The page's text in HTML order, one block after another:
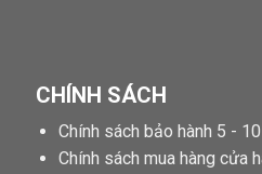
CHÍNH SÁCH
Chính sách bảo hành 5 -
Chính sách mua hàng cửa